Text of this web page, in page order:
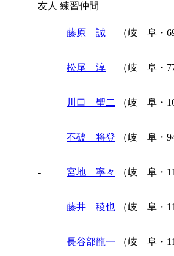
友人 練習仲間
-
藤原 誠 （岐 阜・
松尾 淳 （岐 阜・
川口 聖二 （岐 阜・
不破 将登 （岐 阜・
宮地 寧々 （岐 阜・
藤井 稜也 （岐 阜・
長谷部龍一 （岐 阜・